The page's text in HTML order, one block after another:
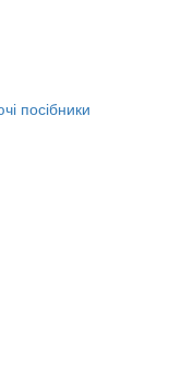
посібники